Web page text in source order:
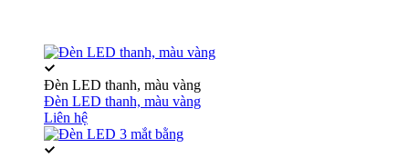
Đèn LED thanh, màu vàng
Đèn LED thanh, màu vàng
Liên hệ